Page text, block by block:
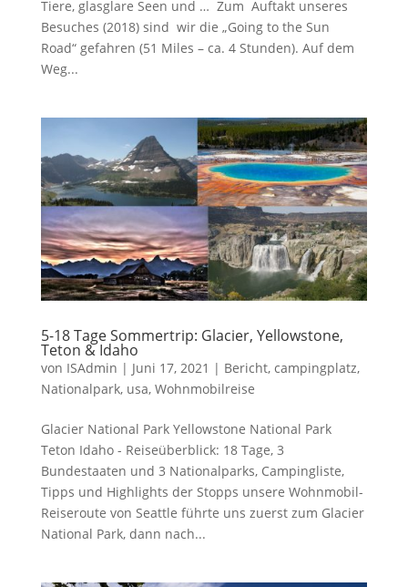
Tiere, glasglare Seen und … Zum Auftakt unseres
Besuches (2018) sind wir die „Going to the Sun
Road“ gefahren (51 Miles – ca. 4 Stunden). Auf dem
Weg...
5-18 Tage Sommertrip: Glacier, Yellowstone,
Teton & Idaho
von ISAdmin | Juni 17, 2021 | Bericht, campingplatz,
Nationalpark, usa, Wohnmobilreise
Glacier National Park Yellowstone National Park
Teton Idaho - Reiseüberblick: 18 Tage, 3
Bundestaaten und 3 Nationalparks, Campingliste,
Tipps und Highlights der Stopps unsere Wohnmobil-
Reiseroute von Seattle führte uns zuerst zum Glacier
National Park, dann nach...